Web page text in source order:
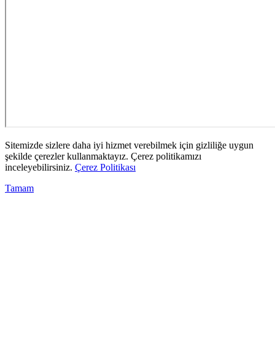
Sitemizde sizlere daha iyi hizmet verebilmek için gizliliğe uygun
şekilde çerezler kullanmaktayız. Çerez politikamızı
inceleyebilirsiniz. Çerez Politikası
Tamam